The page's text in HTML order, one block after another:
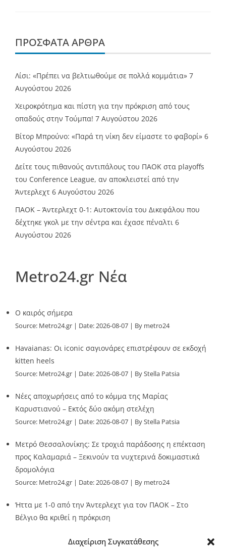
Διαχείριση Συγκατάθεσης
ΠΡΌΣΦΑΤΑ ΆΡΘΡΑ
Λίσι: «Πρέπει να βελτιωθούμε σε πολλά κομμάτια» 7
Αυγούστου 2026
Χειροκρότημα και πίστη για την πρόκριση από τους
οπαδούς στην Τούμπα! 7 Αυγούστου 2026
Βίτορ Μπρούνο: «Παρά τη νίκη δεν είμαστε το φαβορί» 6
Αυγούστου 2026
Δείτε τους πιθανούς αντιπάλους του ΠΑΟΚ στα playoffs
του Conference League, αν αποκλειστεί από την
Άντερλεχτ 6 Αυγούστου 2026
ΠΑΟΚ – Άντερλεχτ 0-1: Αυτοκτονία του Δικεφάλου που
δέχτηκε γκολ με την σέντρα και έχασε πέναλτι 6
Αυγούστου 2026
Metro24.gr Νέα
O καιρός σήμερα
Source: Metro24.gr Date: 2026-08-07 By metro24
Havaianas: Οι iconic σαγιονάρες επιστρέφουν σε εκδοχή
kitten heels
Source: Metro24.gr Date: 2026-08-07 By Stella Patsia
Νέες αποχωρήσεις από το κόμμα της Μαρίας
Καρυστιανού – Εκτός δύο ακόμη στελέχη
Source: Metro24.gr Date: 2026-08-07 By Stella Patsia
Μετρό Θεσσαλονίκης: Σε τροχιά παράδοσης η επέκταση
προς Καλαμαριά – Ξεκινούν τα νυχτερινά δοκιμαστικά
δρομολόγια
Source: Metro24.gr Date: 2026-08-07 By metro24
Ήττα με 1-0 από την Άντερλεχτ για τον ΠΑΟΚ – Στο
Βέλγιο θα κριθεί η πρόκριση